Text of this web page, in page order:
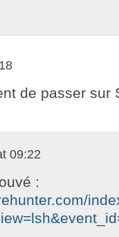
de passer sur
09:22
: